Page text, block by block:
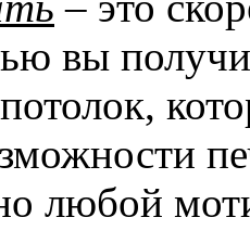
вы
любой